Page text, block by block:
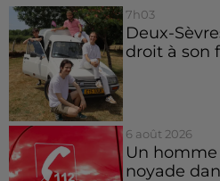
7h03
Deux-
droit à son
6 août 2026
Un
noyade